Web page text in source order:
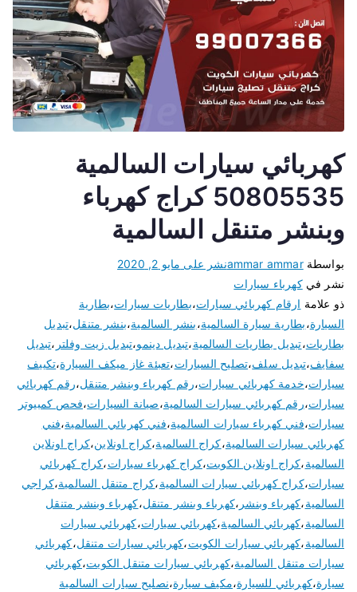
كهربائي سيارات السالمية
50805535 كراج كهرباء
وبنشر متنقل السالمية
بواسطةammar ammarنشر على مايو 2, 2020
نشر فيكهرباء سيارات
ذو علامة ارقام كهربائي سيارات،بطاريات سيارات،بطارية
السيارة،بطارية سيارة السالمية،بنشر السالمية،بنشر متنقل،تبديل
بطاريات،تبديل بطاريات السالمية،تبديل دينمو،تبديل زيت وفلتر ،تبديل
سفايف،تبديل سلف،تصليح السيارات،تعبئة غاز ميكف السيارة،تكييف
سيارات،خدمة كهربائي سيارات،رقم كهرباء وبنشر متنقل،رقم كهربائي
سيارات،رقم كهربائي سيارات السالمية،صيانة السيارات،فحص كمبيوتر
سيارات،فني كهرباء سيارات السالمية،فني كهربائي السالمية،فني
كهربائي سيارات السالمية،كراج السالمية،كراج اونلاين،كراج اونلاين
السالمية،كراج اونلاين الكويت،كراج كهرباء سيارات،كراج كهربائي
سيارات،كراج كهربائي سيارات السالمية،كراج متنقل السالمية،كراجي
السالمية،كهرباء وبنشر ،كهرباء وبنشر متنقل،كهرباء وبنشر متنقل
السالمية،كهربائي السالمية،كهربائي سيارات،كهربائي سيارات
السالمية،كهربائي سيارات الكويت،كهربائي سيارات متنقل،كهربائي
سيارات متنقل السالمية،كهربائي سيارات متنقل الكويت،كهربائي
سيارة،كهربائي للسيارة،مكيف سيارة،نصليح سيارات السالمية